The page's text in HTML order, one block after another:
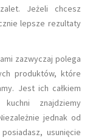
Jeżeli chcesz
lepsze rezultaty
zazwyczaj polega
produktów, które
Jest ich całkiem
znajdziemy
jednak od
usunięcie